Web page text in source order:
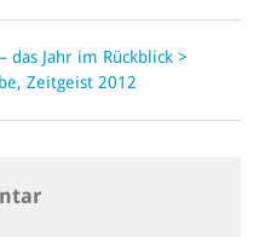
das Jahr im Rückblick >
Zeitgeist 2012